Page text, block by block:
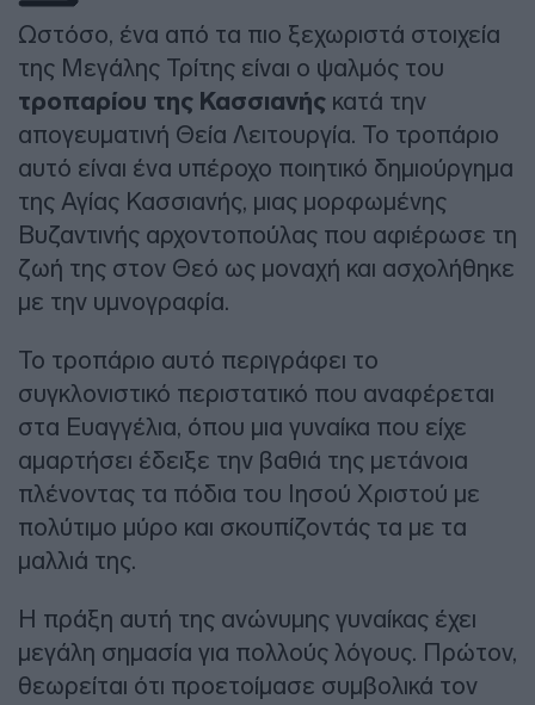
Ωστόσο, ένα από τα πιο ξεχωριστά στοιχεία
της Μεγάλης Τρίτης είναι ο ψαλμός του
τροπαρίου της Κασσιανής κατά την
απογευματινή Θεία Λειτουργία. Το τροπάριο
αυτό είναι ένα υπέροχο ποιητικό δημιούργημα
της Αγίας Κασσιανής, μιας μορφωμένης
Βυζαντινής αρχοντοπούλας που αφιέρωσε τη
ζωή της στον Θεό ως μοναχή και ασχολήθηκε
με την υμνογραφία.
Το τροπάριο αυτό περιγράφει το
συγκλονιστικό περιστατικό που αναφέρεται
στα Ευαγγέλια, όπου μια γυναίκα που είχε
αμαρτήσει έδειξε την βαθιά της μετάνοια
πλένοντας τα πόδια του Ιησού Χριστού με
πολύτιμο μύρο και σκουπίζοντάς τα με τα
μαλλιά της.
Η πράξη αυτή της ανώνυμης γυναίκας έχει
μεγάλη σημασία για πολλούς λόγους. Πρώτον,
θεωρείται ότι προετοίμασε συμβολικά τον